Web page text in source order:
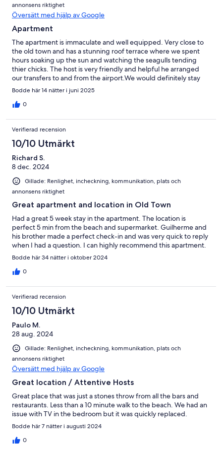
annonsens riktighet
Översätt med hjälp av Google
Apartment
The apartment is immaculate and well equipped. Very close to
the old town and has a stunning roof terrace where we spent
hours soaking up the sun and watching the seagulls tending
thier chicks. The host is very friendly and helpful he arranged
our transfers to and from the airport.We would definitely stay
there again.
Bodde här 14 nätter i juni 2025
0
Verifierad recension
10/10 Utmärkt
Richard S.
8 dec. 2024
Gillade: Renlighet, incheckning, kommunikation, plats och
annonsens riktighet
Great apartment and location in Old Town
Had a great 5 week stay in the apartment. The location is
perfect 5 min from the beach and supermarket. Guilherme and
his brother made a perfect check-in and was very quick to reply
when I had a question. I can highly recommend this apartment.
Bodde här 34 nätter i oktober 2024
0
Verifierad recension
10/10 Utmärkt
Paulo M.
28 aug. 2024
Gillade: Renlighet, incheckning, kommunikation, plats och
annonsens riktighet
Översätt med hjälp av Google
Great location / Attentive Hosts
Great place that was just a stones throw from all the bars and
restaurants. Less than a 10 minute walk to the beach. We had an
issue with TV in the bedroom but it was quickly replaced.
Bodde här 7 nätter i augusti 2024
0